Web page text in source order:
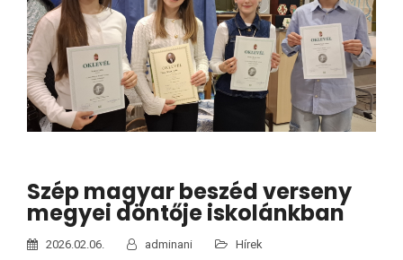
Szép magyar beszéd verseny
megyei döntője iskolánkban
2026.02.06. adminani Hírek